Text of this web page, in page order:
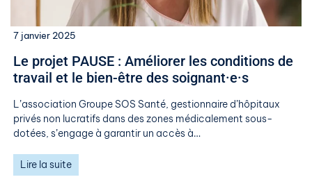
7 janvier 2025
Le projet PAUSE : Améliorer les conditions de
travail et le bien-être des soignant·e·s
L’association Groupe SOS Santé, gestionnaire d’hôpitaux
privés non lucratifs dans des zones médicalement sous-
dotées, s’engage à garantir un accès à…
Lire la suite